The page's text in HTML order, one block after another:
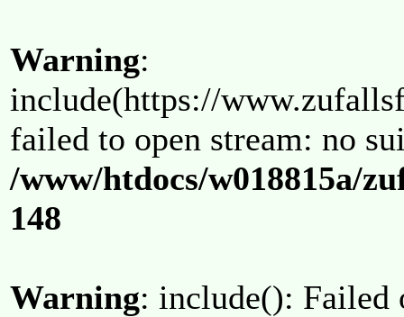
Warning:
include(https://
failed to open stream: no
/www/htdocs/w018815a/
148
Warning: include(): Failed